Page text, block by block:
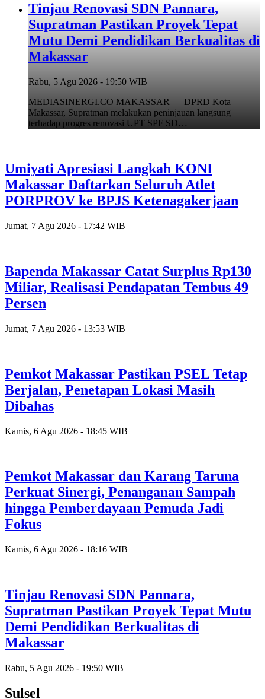
Tinjau Renovasi SDN Pannara,
Supratman Pastikan Proyek Tepat
Mutu Demi Pendidikan Berkualitas di
Makassar
Rabu, 5 Agu 2026 - 19:50 WIB
MEDIASINERGI.CO MAKASSAR — DPRD Kota
Makassar, Supratman melakukan peninjauan langsung
terhadap progres renovasi UPT SPF SD…
Umiyati Apresiasi Langkah KONI
Makassar Daftarkan Seluruh Atlet
PORPROV ke BPJS Ketenagakerjaan
Jumat, 7 Agu 2026 - 17:42 WIB
Bapenda Makassar Catat Surplus Rp130
Miliar, Realisasi Pendapatan Tembus 49
Persen
Jumat, 7 Agu 2026 - 13:53 WIB
Pemkot Makassar Pastikan PSEL Tetap
Berjalan, Penetapan Lokasi Masih
Dibahas
Kamis, 6 Agu 2026 - 18:45 WIB
Pemkot Makassar dan Karang Taruna
Perkuat Sinergi, Penanganan Sampah
hingga Pemberdayaan Pemuda Jadi
Fokus
Kamis, 6 Agu 2026 - 18:16 WIB
Tinjau Renovasi SDN Pannara,
Supratman Pastikan Proyek Tepat Mutu
Demi Pendidikan Berkualitas di
Makassar
Rabu, 5 Agu 2026 - 19:50 WIB
Sulsel